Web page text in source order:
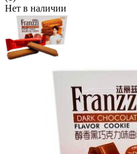
Нет в наличии